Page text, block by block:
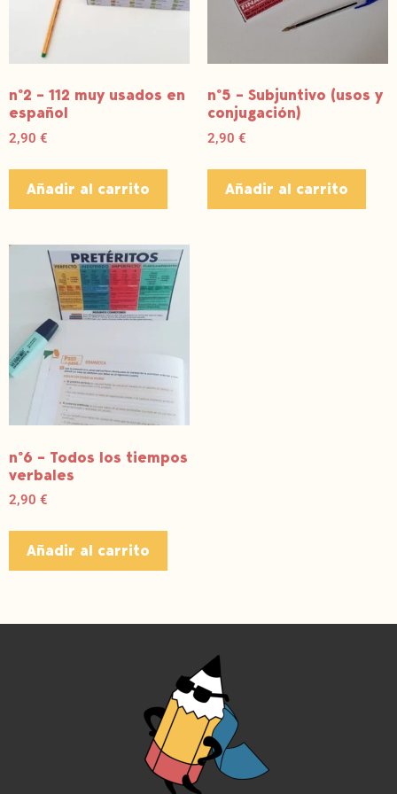
nº2 – 112 muy usados en
español
2,90 €
Añadir al carrito
nº5 – Subjuntivo (usos y
conjugación)
2,90 €
Añadir al carrito
nº6 – Todos los tiempos
verbales
2,90 €
Añadir al carrito